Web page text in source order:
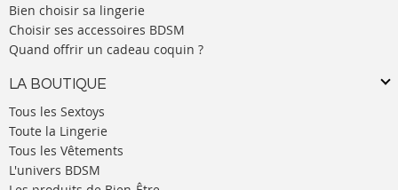
Bien choisir sa lingerie
Choisir ses accessoires BDSM
Quand offrir un cadeau coquin ?
LA BOUTIQUE
Tous les Sextoys
Toute la Lingerie
Tous les Vêtements
L'univers BDSM